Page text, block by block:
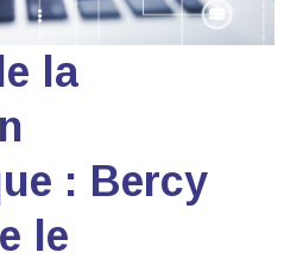
la
: Bercy
le